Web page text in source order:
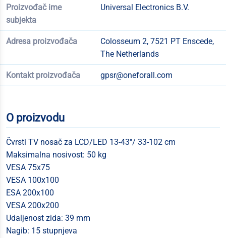
Proizvođač ime
subjekta
Universal Electronics B.V.
Adresa proizvođača
Colosseum 2, 7521 PT Enscede,
The Netherlands
Kontakt proizvođača gpsr@oneforall.com
O proizvodu
Čvrsti TV nosač za LCD/LED 13-43''/ 33-102 cm
Maksimalna nosivost: 50 kg
VESA 75x75
VESA 100x100
ESA 200x100
VESA 200x200
Udaljenost zida: 39 mm
Nagib: 15 stupnjeva